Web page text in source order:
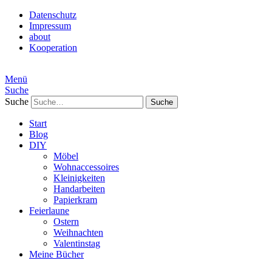
Datenschutz
Impressum
about
Kooperation
Menü
Suche
Suche
Start
Blog
DIY
Möbel
Wohnaccessoires
Kleinigkeiten
Handarbeiten
Papierkram
Feierlaune
Ostern
Weihnachten
Valentinstag
Meine Bücher